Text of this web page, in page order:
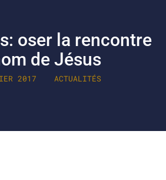
oser la rencontre
de Jésus
2017 ACTUALITÉS